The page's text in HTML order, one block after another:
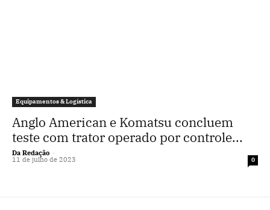
Equipamentos & Logística
Anglo American e Komatsu concluem
teste com trator operado por controle...
Da Redação -
11 de julho de 2023 0